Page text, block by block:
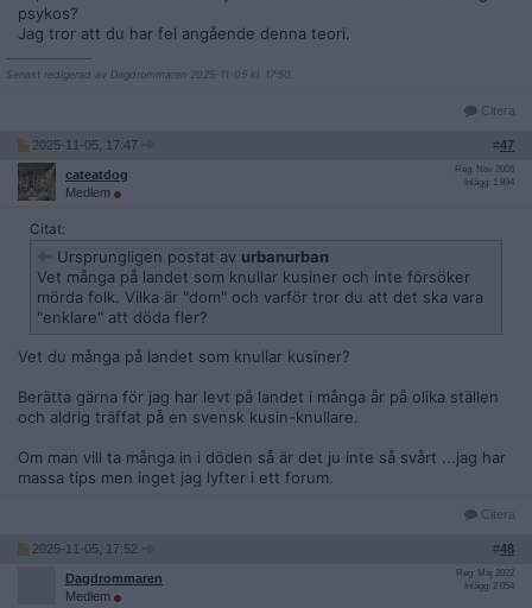
psykos?
Jag tror att du har fel angående denna teori.
Senast redigerad av Dagdrommaren 2025-11-05 kl. 17:50.
Citera
2025-11-05, 17:47 #47
cateatdog
Medlem
Reg: Nov 2006
Inlägg: 1 894
Citat:
Ursprungligen postat av urbanurban
Vet många på landet som knullar kusiner och inte försöker
mörda folk. Vilka är "dom" och varför tror du att det ska vara
"enklare" att döda fler?
Vet du många på landet som knullar kusiner?
Berätta gärna för jag har levt på landet i många år på olika ställen
och aldrig träffat på en svensk kusin-knullare.
Om man vill ta många in i döden så är det ju inte så svårt ...jag har
massa tips men inget jag lyfter i ett forum.
Citera
2025-11-05, 17:52 #48
Dagdrommaren
Medlem
Reg: Maj 2022
Inlägg: 2 054